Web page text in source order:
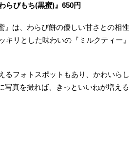
らびもち(黒蜜) 』650円
』は、わらび餅の優しい甘さとの相性
キリとした味わいの『ミルクティー』
るフォトスポットもあり、かわいらし
写真を撮れば、きっといいねが増える